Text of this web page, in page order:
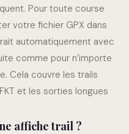
Pour toute course
votre fichier GPX dans
automatiquement avec
comme pour n’importe
Cela couvre les trails
et les sorties longues
affiche trail ?